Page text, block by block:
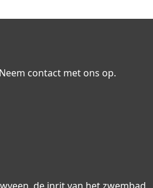
contact met ons op.